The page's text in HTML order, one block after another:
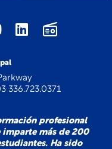
336.723.0371
profesional
más de 200
Ha sido